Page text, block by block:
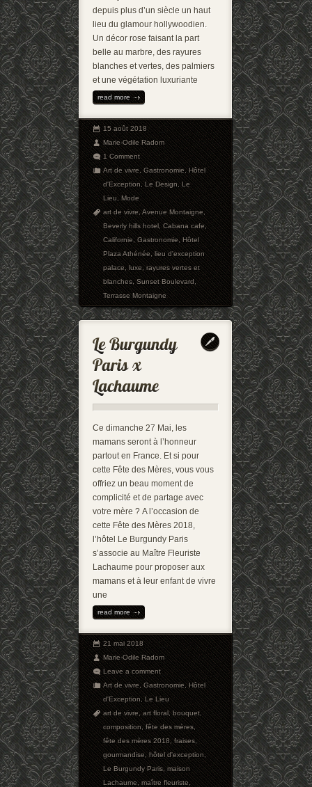
depuis plus d’un siècle un haut
lieu du glamour hollywoodien.
Un décor rose faisant la part
belle au marbre, des rayures
blanches et vertes, des palmiers
et une végétation luxuriante
read more
15 août 2018
Marie-Odile Radom
1 Comment
Art de vivre,Gastronomie,Hôtel
d'Exception,Le Design,Le
Lieu,Mode
art de vivre,Avenue Montaigne,
Beverly hills hotel,Cabana cafe,
Californie,Gastronomie,Hôtel
Plaza Athénée,lieu d'exception
palace,luxe,rayures vertes et
blanches,Sunset Boulevard,
Terrasse Montaigne
Ce dimanche 27 Mai, les
mamans seront à l’honneur
partout en France. Et si pour
cette Fête des Mères, vous vous
offriez un beau moment de
complicité et de partage avec
votre mère ? A l’occasion de
cette Fête des Mères 2018,
l’hôtel Le Burgundy Paris
s’associe au Maître Fleuriste
Lachaume pour proposer aux
mamans et à leur enfant de vivre
une
read more
21 mai 2018
Marie-Odile Radom
Leave a comment
Art de vivre,Gastronomie,Hôtel
d'Exception,Le Lieu
art de vivre,art floral,bouquet,
composition,fête des mères,
fête des mères 2018,fraises,
gourmandise,hôtel d'exception,
Le Burgundy Paris,maison
Lachaume,maître fleuriste,